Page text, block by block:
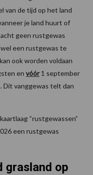
van de tijd op het land
je land huurt of
geen rustgewas
een rustgewas te
ook worden voldaan
en vóór1 september
Dit vanggewas telt dan
“rustgewassen”
een rustgewas
grasland op